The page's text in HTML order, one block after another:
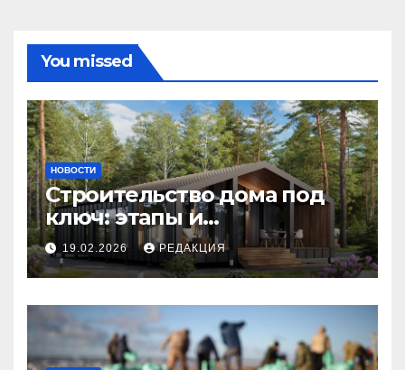
You missed
НОВОСТИ
Строительство дома под
ключ: этапы и
планирование бюджета
19.02.2026 РЕДАКЦИЯ